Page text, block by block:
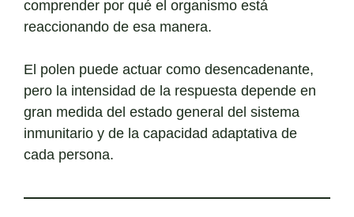
comprender por qué el organismo está
reaccionando de esa manera.
El polen puede actuar como desencadenante,
pero la intensidad de la respuesta depende en
gran medida del estado general del sistema
inmunitario y de la capacidad adaptativa de
cada persona.